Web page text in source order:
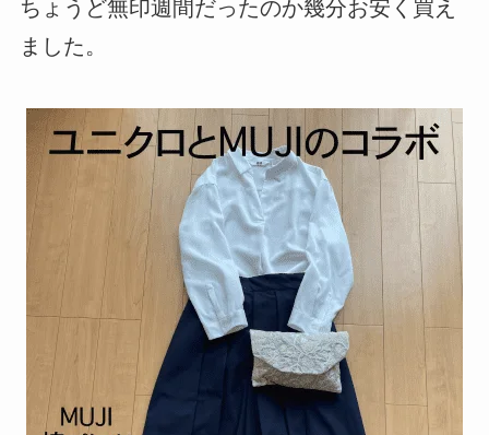
ちょうど無印週間だったのか幾分お安く買え
ました。